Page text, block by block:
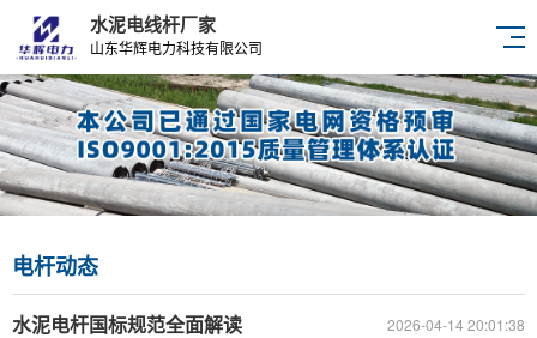
水泥电线杆厂家
山东华辉电力科技有限公司
电杆动态
2026-04-14 20:01:38
水泥电杆国标规范全面解读